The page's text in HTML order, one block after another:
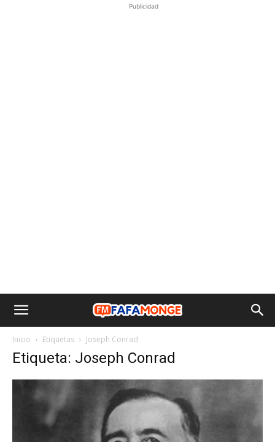
Publicidad
Inicio Etiquetas Joseph Conrad
Etiqueta: Joseph Conrad